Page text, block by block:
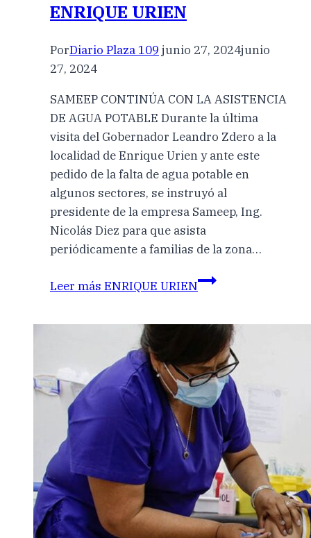
ENRIQUE URIEN
PorDiario Plaza 109 junio 27, 2024junio
27, 2024
SAMEEP CONTINÚA CON LA ASISTENCIA
DE AGUA POTABLE Durante la última
visita del Gobernador Leandro Zdero a la
localidad de Enrique Urien y ante este
pedido de la falta de agua potable en
algunos sectores, se instruyó al
presidente de la empresa Sameep, Ing.
Nicolás Diez para que asista
periódicamente a familias de la zona…
Leer más ENRIQUE URIEN